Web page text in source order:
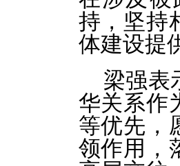
持，坚持
体建设提
梁强表
华关系作
等优先，
领作用，